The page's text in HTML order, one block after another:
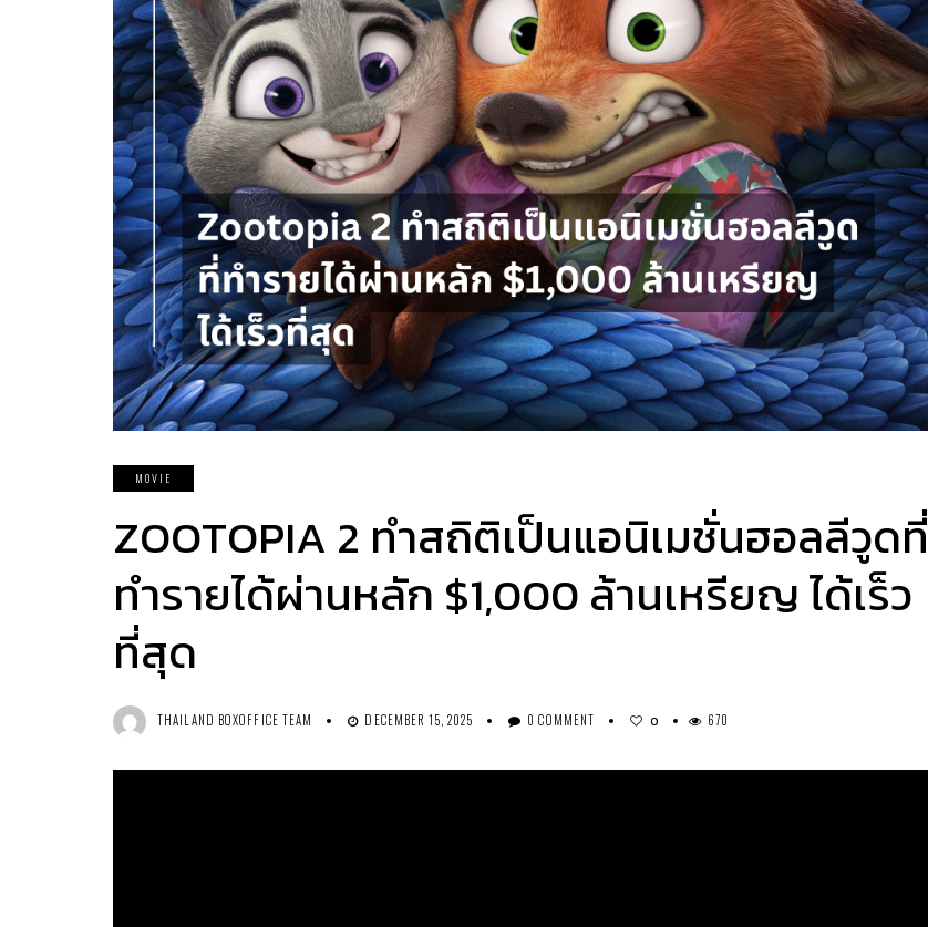
MOVIE
ZOOTOPIA 2 ทำสถิติเป็นแอนิเมชั่นฮอลลีวูดที่
ทำรายได้ผ่านหลัก $1,000 ล้านเหรียญ ได้เร็ว
ที่สุด
THAILAND BOXOFFICE TEAM DECEMBER 15, 2025 0 COMMENT 0 670